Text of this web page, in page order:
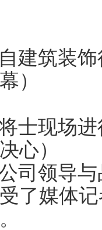
建筑装
）
士现场
心）
司领导
了媒体